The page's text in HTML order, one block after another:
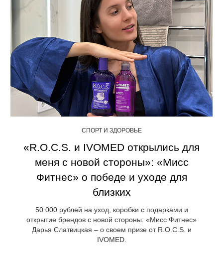
СПОРТ И ЗДОРОВЬЕ
«R.O.C.S. и IVOMED открылись для
меня с новой стороны»: «Мисс
Фитнес» о победе и уходе для
близких
50 000 рублей на уход, коробки с подарками и
открытие брендов с новой стороны: «Мисс Фитнес»
Дарья Слатвицкая – о своем призе от R.O.C.S. и
IVOMED.